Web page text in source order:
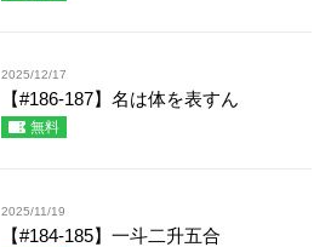
2025/12/17
【#186-187】名は体を表すん
無料
2025/11/19
【#184-185】一斗二升五合